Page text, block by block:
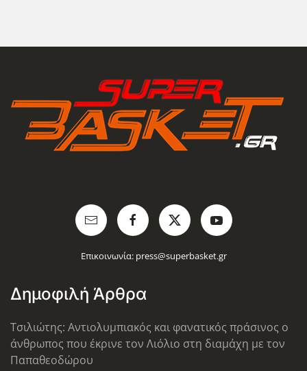
Επικοινωνία: press@superbasket.gr
Δημοφιλή Άρθρα
Τσιλιώτης: Αντιολυμπιακός και φανατικός πράσινος ο
άνθρωπος που έκρινε τον Λιόλιο στη διαμάχη με τον
Παπαθεοδώρου